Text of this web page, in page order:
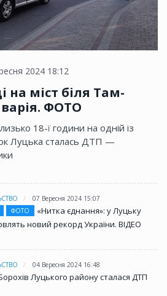
2024 18:12
на міст біля Там-
ФОТО
18-ї години на одній із
Луцька сталась ДТП —
07 Вересня 2024 15:07
ФОТО
«Нитка єднання»: у Луцьку
новий рекорд України. ВІДЕО
04 Вересня 2024 16:48
Луцького району сталася ДТП